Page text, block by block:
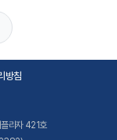
방침
라자 421호